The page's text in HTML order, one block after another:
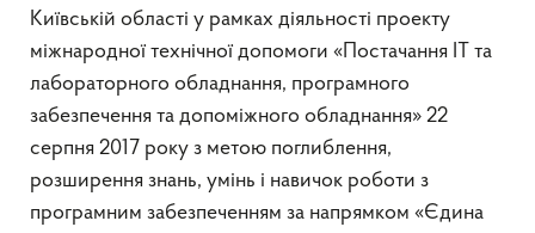
Київській області у рамках діяльності проекту
міжнародної технічної допомоги «Постачання ІТ та
лабораторного обладнання, програмного
забезпечення та допоміжного обладнання» 22
серпня 2017 року з метою поглиблення,
розширення знань, умінь і навичок роботи з
програмним забезпеченням за напрямком «Єдина